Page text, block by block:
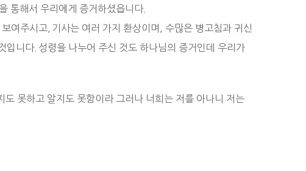
통해서 우리에게 증거하셨읍니다.
여주시고, 기사는 여러 가지 환상이며, 수많은 병고침과 귀신
니다. 성령을 나누어 주신 것도 하나님의 증거인데 우리가
못하고 알지도 못함이라 그러나 너희는 저를 아나니 저는